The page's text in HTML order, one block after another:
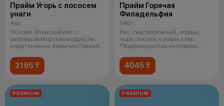
Прайм Угорь с лососем
унаги
4 шт
Основа: Японский рис с
заправкой Морские водросли
нори Начинка: Кремчиз Свежий
2195 ₸
Прайм Горячая
Филадельфия
340 г
Рис, сыр творожный, огурцы,
нори, лосось, сухари, кляр.
*Жареные роллы не подаем
4045 ₸
PREMIUM PREMIUM